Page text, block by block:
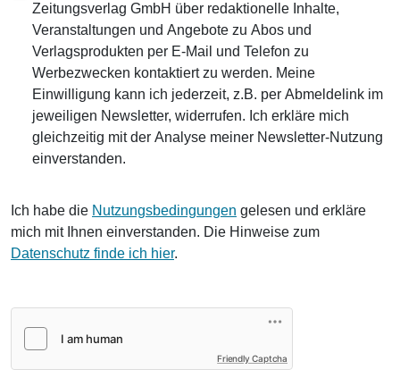
Zeitungsverlag GmbH über redaktionelle Inhalte,
Veranstaltungen und Angebote zu Abos und
Verlagsprodukten per E-Mail und Telefon zu
Werbezwecken kontaktiert zu werden. Meine
Einwilligung kann ich jederzeit, z.B. per Abmeldelink im
jeweiligen Newsletter, widerrufen. Ich erkläre mich
gleichzeitig mit der Analyse meiner Newsletter-Nutzung
einverstanden.
Ich habe die Nutzungsbedingungen gelesen und erkläre
mich mit Ihnen einverstanden. Die Hinweise zum
Datenschutz finde ich hier.
Friendly Captcha